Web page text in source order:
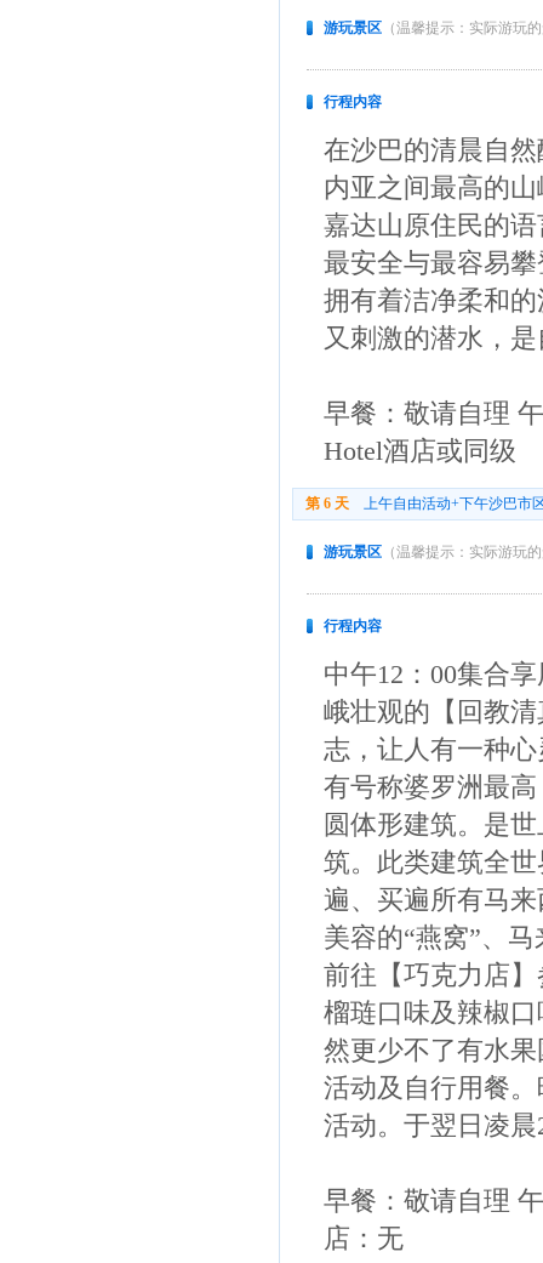
游玩景区 （温馨提示：实际游玩
行程内容
在沙巴的清晨自
内亚之间最高的
嘉达山原住民的
最安全与最容易
拥有着洁净柔和
又刺激的潜水，
早餐：敬请自理
Hotel酒店或同级
第 6 天 上午自由活动+下午沙巴市
游玩景区 （温馨提示：实际游玩
行程内容
中午12：00集合
峨壮观的【回教
志，让人有一种
有号称婆罗洲最
圆体形建筑。是
筑。此类建筑全
遍、买遍所有马
美容的“燕窝”、
前往【巧克力店
榴琏口味及辣椒
然更少不了有水
活动及自行用餐
活动。于翌日凌
早餐：敬请自理
店：无